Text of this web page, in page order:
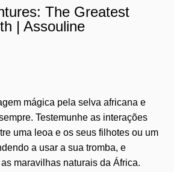
The Greatest
| Assouline
mágica pela selva africana e
Testemunhe as interações
uma leoa e os seus filhotes ou um
a usar a sua tromba, e
maravilhas naturais da África.